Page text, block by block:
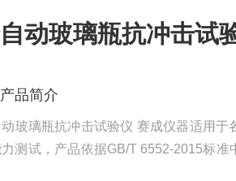
动玻璃瓶抗冲击试
产品简介
玻璃瓶抗冲击试验仪 赛成仪器适用
测试，产品依据GB/T 6552-2015标